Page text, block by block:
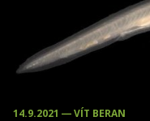
14.9.2021 ― VÍT BERAN